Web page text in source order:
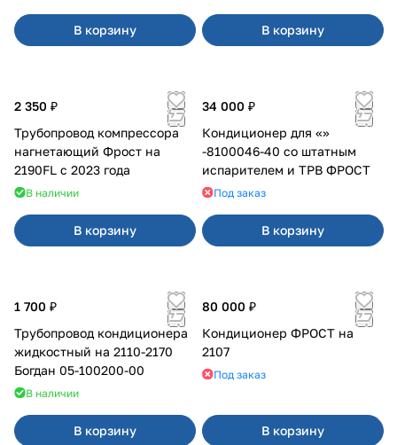
В корзину В корзину
2 350 ₽
Трубопровод компрессора
нагнетающий Фрост на
2190FL с 2023 года
В наличии
В корзину
34 000 ₽
Кондиционер для «»
-8100046-40 со штатным
испарителем и ТРВ ФРОСТ
Под заказ
В корзину
1 700 ₽
Трубопровод кондиционера
жидкостный на 2110-2170
Богдан 05-100200-00
В наличии
В корзину
80 000 ₽
Кондиционер ФРОСТ на
2107
Под заказ
В корзину